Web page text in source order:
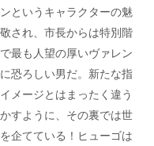
というキャラクターの魅
され、市長からは特別階
最も人望の厚いヴァレン
恐ろしい男だ。新たな指
メージとはまったく違う
すように、その裏では世
企てている！ヒューゴは